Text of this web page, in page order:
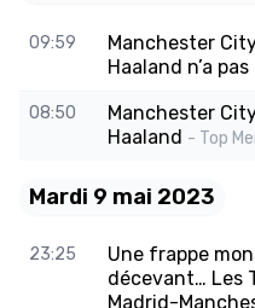
09:59
Manchester
Haaland n’a
08:50
Manchester
Haaland - Top
Mardi 9 mai 2023
23:25
Une frappe
décevant… Les
Madrid-